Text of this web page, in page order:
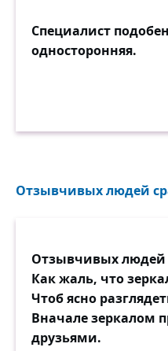
Специалист
односторонняя.
Отзывчивых людей
Отзывчивых людей
Как жаль, что
Чтоб ясно
Вначале зеркалом
друзьями.